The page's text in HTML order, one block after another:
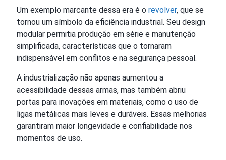
Um exemplo marcante dessa era é o revolver, que se
tornou um símbolo da eficiência industrial. Seu design
modular permitia produção em série e manutenção
simplificada, características que o tornaram
indispensável em conflitos e na segurança pessoal.
A industrialização não apenas aumentou a
acessibilidade dessas armas, mas também abriu
portas para inovações em materiais, como o uso de
ligas metálicas mais leves e duráveis. Essas melhorias
garantiram maior longevidade e confiabilidade nos
momentos de uso.